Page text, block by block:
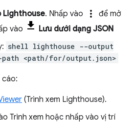
Lighthouse. Nhấp vào more_vert
để mở
vào
Lưu dưới dạng JSON
shell lighthouse --output
<path/for/output.json>
cáo:
(Trình xem Lighthouse).
Trình xem hoặc nhấp vào vị trí